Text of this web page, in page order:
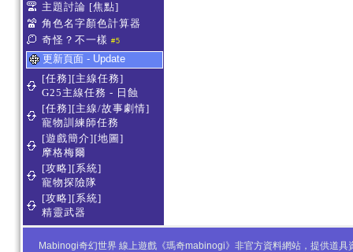
主題討論 [焦點]
角色名字顏色計算器
奇怪？不一樣 #5
更新頁面 - Update
[任務][主線任務]
G25主線任務 - 日蝕
[任務][主線/故事劇情]
寵物訓練師任務
[遊戲簡介][地圖]
摩格梅爾
[攻略][系統]
寵物探險隊
[攻略][系統]
精靈武器
Mabinogi奇幻世界 線上遊戲《瑪奇mabinogi》非官方資料網站，提供道